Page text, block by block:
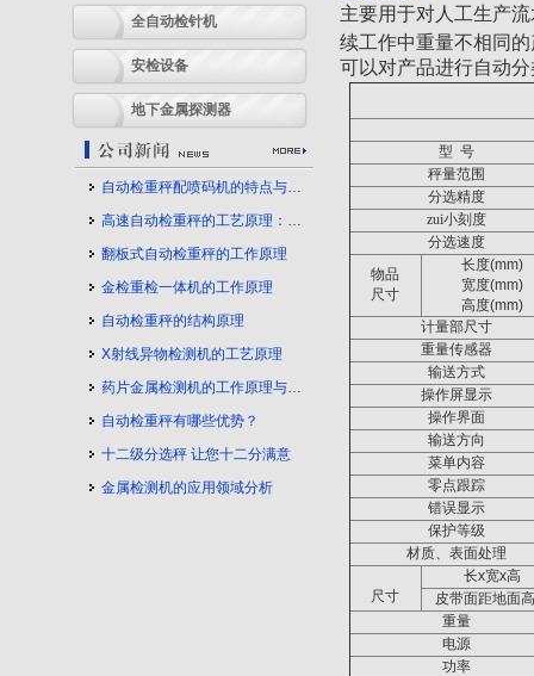
全自动检针机
安检设备
地下金属探测器
自动检重秤配喷码机的特点与应用
高速自动检重秤的工艺原理：守护产品质量的幕后力量
翻板式自动检重秤的工作原理
金检重检一体机的工作原理
自动检重秤的结构原理
X射线异物检测机的工艺原理
药片金属检测机的工作原理与工艺流程
自动检重秤有哪些优势？
十二级分选秤 让您十二分满意
金属检测机的应用领域分析
主要用于对人工生产
续工作中重量不相同
可以对产品进行自动
型 号
秤量范围
分选精度
zui小刻度
分选速度
物品
尺寸
长度(mm)
宽度(mm)
高度(mm)
计量部尺寸
重量传感器
输送方式
操作屏显示
操作界面
输送方向
菜单内容
零点跟踪
错误显示
保护等级
材质、表面处理
尺寸
长x宽x高
皮带面距地面
重量
电源
功率